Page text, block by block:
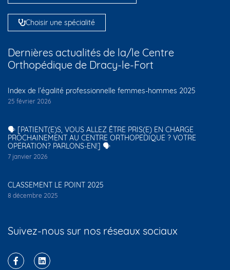
Choisir une spécialité
Dernières actualités de la/le Centre
Orthopédique de Dracy-le-Fort
Index de l’égalité professionnelle femmes-hommes 2025
25 février 2026
🗣️ [PATIENT(E)S, VOUS ALLEZ ÊTRE PRIS(E) EN CHARGE
PROCHAINEMENT AU CENTRE ORTHOPÉDIQUE ? VOTRE
OPÉRATION? PARLONS-EN!] 🗣️
7 janvier 2026
CLASSEMENT LE POINT 2025
8 décembre 2025
Suivez-nous sur nos réseaux sociaux